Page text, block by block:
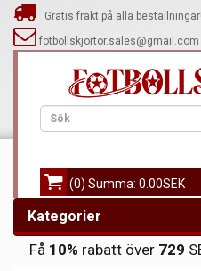
Gratis frakt på alla beställningar!
fotbollskjortor.sales@gmail.com
(0) Summa: 0.00SEK
Kategorier
Få 10% rabatt över 729